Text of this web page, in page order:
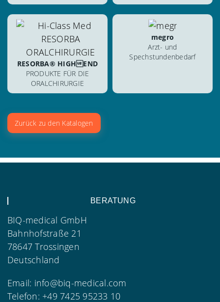
ansehen
herunterladen
blättern
RESORBA® HIGHEND
PRODUKTE FÜR DIE
ORALCHIRURGIE
herunterladen
blättern
megro
Arzt- und
Spechstundenbedarf
Zurück zu den Katalogen
BERATUNG
BIQ-medical GmbH
Bahnhofstraße 21
78647 Trossingen
Deutschland
Email: info@biq-medical.com
Telefon: +49 7425 95233 10